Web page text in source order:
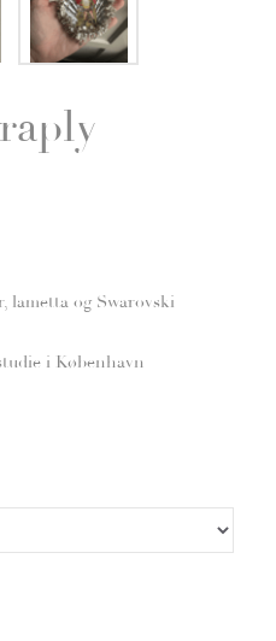
lametta og Swarovski
i København